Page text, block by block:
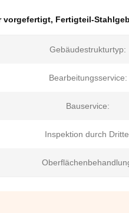
vorgefertigt, Fertigteil-
Gebäudestrukturtyp:
Bearbeitungsservice:
Bauservice:
Inspektion durch